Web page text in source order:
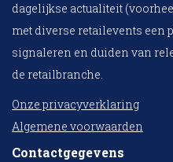
dagelijkse actualiteit
met diverse retailevents een
signaleren en duiden van
de retailbranche.
Onze privacyverklaring
Algemene voorwaarden
Contactgegevens